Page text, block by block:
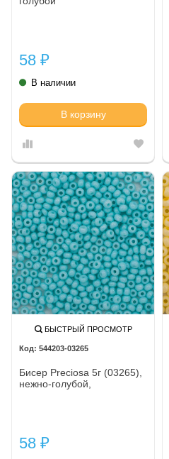
58 ₽
В наличии
В корзину
БЫСТРЫЙ ПРОСМОТР
544203-03265
Бисер Preciosa 5г (03265),
нежно-голубой,
58 ₽